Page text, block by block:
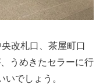
改札口、茶屋町口
うめきたセラーに行
いでしょう。